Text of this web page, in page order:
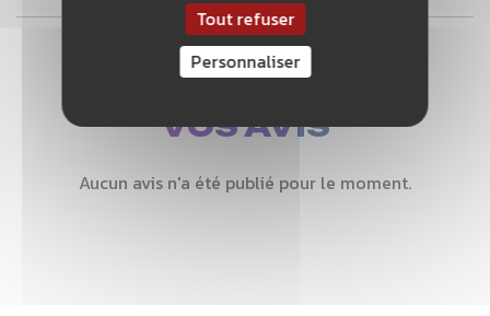
Tout refuser
Personnaliser
VOS AVIS
Aucun avis n'a été publié pour le moment.